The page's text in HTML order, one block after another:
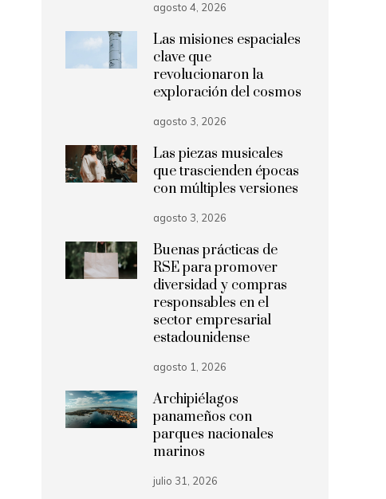
agosto 4, 2026
Las misiones espaciales
clave que
revolucionaron la
exploración del cosmos
agosto 3, 2026
Las piezas musicales
que trascienden épocas
con múltiples versiones
agosto 3, 2026
Buenas prácticas de
RSE para promover
diversidad y compras
responsables en el
sector empresarial
estadounidense
agosto 1, 2026
Archipiélagos
panameños con
parques nacionales
marinos
julio 31, 2026